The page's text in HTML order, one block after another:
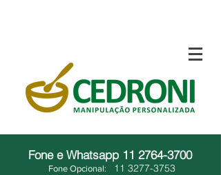
Fone e Whatsapp 11 2764-3700
Fone Opcional: 11 3277-3753